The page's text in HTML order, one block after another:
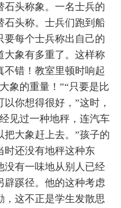
石头称象。一名士兵的
石头称。士兵们跑到船
要每个士兵称出自己的
大象有多重了。这样称
不错！教室里顿时响起
象的重量！”“只要是比
你想得很好，”这时，
见过一种地秤，连汽车
大象赶上去。”孩子的
时还没有地秤这种东
没有一味地从别人已经
辟蹊径。他的这种考虑
，这不正是学生发散思